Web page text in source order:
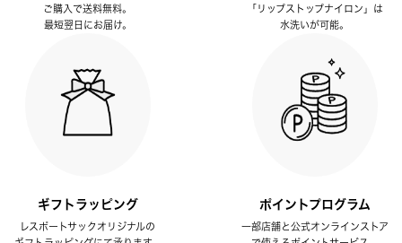
ご購入で送料無料。
最短翌日にお届け。
「リップストップナイロン」は
水洗いが可能。
ギフトラッピング
レスポートサックオリジナルの
ポイントプログラム
一部店舗と公式オンラインストア